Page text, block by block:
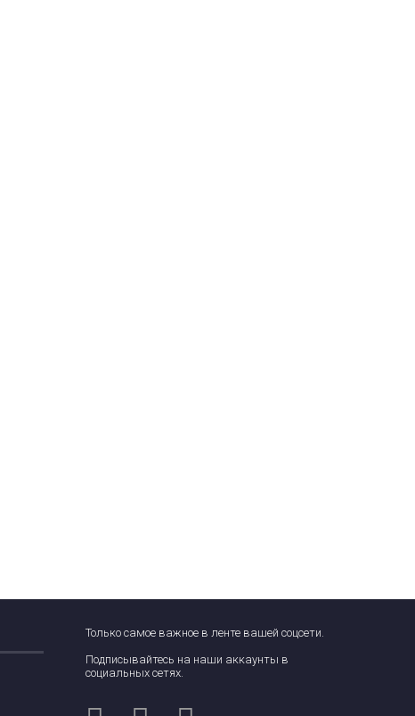
Только самое важное в ленте вашей соцсети.
Подписывайтесь на наши аккаунты в
социальных сетях.